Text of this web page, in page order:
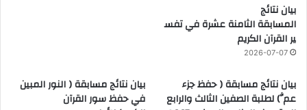
بيان نتائج
المسابقة الثامنة عشرة في تفس
ير القرآن الكريم
2026-07-07
بيان نتائج مسابقة ( حفظ جزء
عمَّ) لطلبة الصفين الثالث والرابع
بيان نتائج مسابقة ( النور المبين
في حفظ سور القرآن